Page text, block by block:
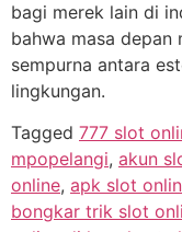
bagi merek lain di
bahwa masa depan
sempurna antara
lingkungan.
Tagged 777 slot
mpopelangi, akun
online, apk slot
bongkar trik slot